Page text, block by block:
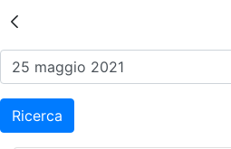
Risultati della
Ricerca